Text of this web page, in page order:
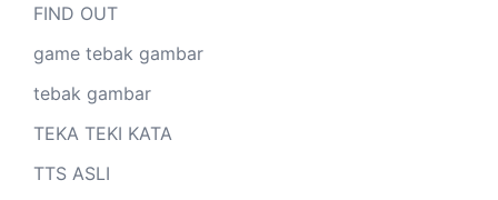
FIND OUT
game tebak gambar
tebak gambar
TEKA TEKI KATA
TTS ASLI